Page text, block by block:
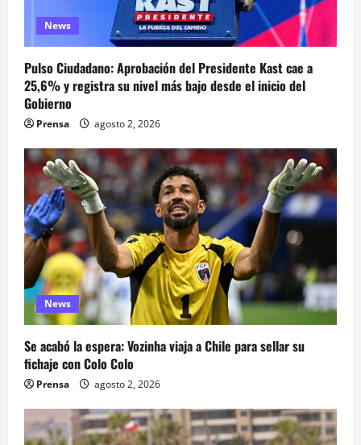
News
Pulso Ciudadano: Aprobación del Presidente Kast cae a
25,6% y registra su nivel más bajo desde el inicio del
Gobierno
Prensa agosto 2, 2026
News
Se acabó la espera: Vozinha viaja a Chile para sellar su
fichaje con Colo Colo
Prensa agosto 2, 2026